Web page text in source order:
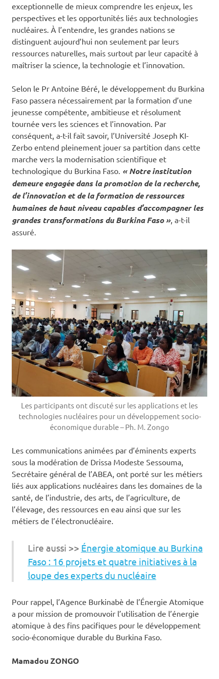
exceptionnelle de mieux comprendre les enjeux, les
perspectives et les opportunités liés aux technologies
nucléaires. À l’entendre, les grandes nations se
distinguent aujourd’hui non seulement par leurs
ressources naturelles, mais surtout par leur capacité à
maîtriser la science, la technologie et l’innovation.
Selon le Pr Antoine Béré, le développement du Burkina
Faso passera nécessairement par la formation d’une
jeunesse compétente, ambitieuse et résolument
tournée vers les sciences et l’innovation. Par
conséquent, a-t-il fait savoir, l’Université Joseph KI-
Zerbo entend pleinement jouer sa partition dans cette
marche vers la modernisation scientifique et
technologique du Burkina Faso. « Notre institution
demeure engagée dans la promotion de la recherche,
de l’innovation et de la formation de ressources
humaines de haut niveau capables d’accompagner les
grandes transformations du Burkina Faso » , a-t-il
assuré.
Les participants ont discuté sur les applications et les
technologies nucléaires pour un développement socio-
économique durable – Ph. M. Zongo
Les communications animées par d’éminents experts
sous la modération de Drissa Modeste Sessouma,
Secrétaire général de l’ABEA, ont porté sur les métiers
liés aux applications nucléaires dans les domaines de la
santé, de l’industrie, des arts, de l’agriculture, de
l’élevage, des ressources en eau ainsi que sur les
métiers de l’électronucléaire.
Lire aussi >> Énergie atomique au Burkina
Faso : 16 projets et quatre initiatives à la
loupe des experts du nucléaire
Pour rappel, l’Agence Burkinabè de l’Énergie Atomique
a pour mission de promouvoir l’utilisation de l’énergie
atomique à des fins pacifiques pour le développement
socio-économique durable du Burkina Faso.
Mamadou ZONGO